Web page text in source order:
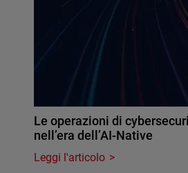
Le operazioni di
nell’era dell’AI-Native
Leggi l'articolo